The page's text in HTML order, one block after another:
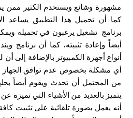
مشهورة وشائع ويستخدم الكثير ممن
كما أن تحميل هذا التطبيق يساعد
برنامج تشغيل يرغبون في تحميله
أنواع أجهزة الكمبيوتر بالإضافة إلى
أي مشكلة بخصوص عدم توافق الجهاز
من المحتمل أن تحدث ويقوم أيضاً
يتميز بالعديد من الأشياء التي تميزه
أنه يعمل بصورة تلقائية على تثبيت